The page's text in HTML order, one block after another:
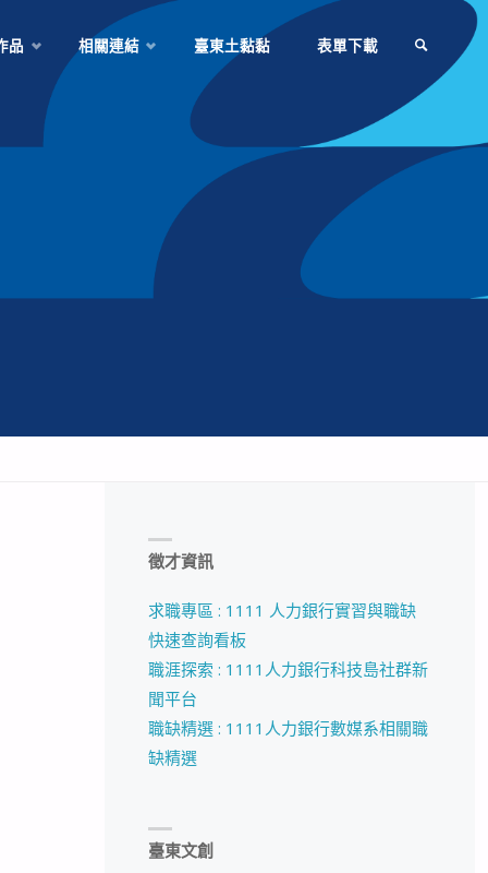
品 相關連結 臺東土黏黏 表單下載
徵才資訊
求職專區 : 1111 人力銀行實習與職缺
快速查詢看板
職涯探索 : 1111人力銀行科技島社群新
聞平台
職缺精選 : 1111人力銀行數媒系相關職
缺精選
臺東文創